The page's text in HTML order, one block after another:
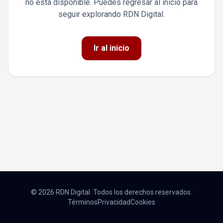
no está disponible. Puedes regresar al inicio para
seguir explorando RDN Digital.
Ir al inicio
© 2026 RDN Digital. Todos los derechos reservados.
TérminosPrivacidadCookies